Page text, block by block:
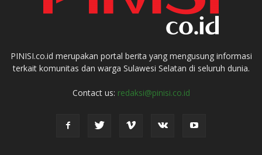
PINISI.co.id merupakan portal berita yang mengusung informasi
terkait komunitas dan warga Sulawesi Selatan di seluruh dunia.
Contact us: redaksi@pinisi.co.id